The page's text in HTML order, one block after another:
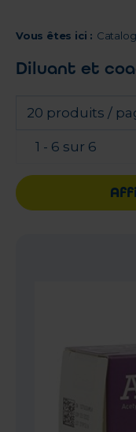
Vous êtes ici :
Diluant et
20 produits /
1 - 6 sur 6